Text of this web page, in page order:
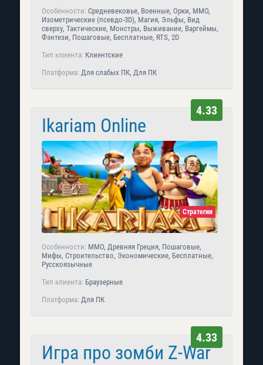
Особенности: Средневековье, Военные, Орки, MMO,
Изометрические (псевдо-3D), Магия, Эльфы, Вид
сверху, Тактические, Монстры, Выживание, Варгеймы,
Фэнтези, Пошаговые, Бесплатные, RTS, 2D
Тип клиента: Клиентские
Платформа: Для слабых ПК, Для ПК
Ikariam Online
4.33
Стратегии
Особенности: MMO, Древняя Греция, Пошаговые,
Мифы, Строительство, Экономические, Бесплатные,
Русскоязычные
Тип клиента: Браузерные
Платформа: Для ПК
Игра про зомби Z-War
4.33